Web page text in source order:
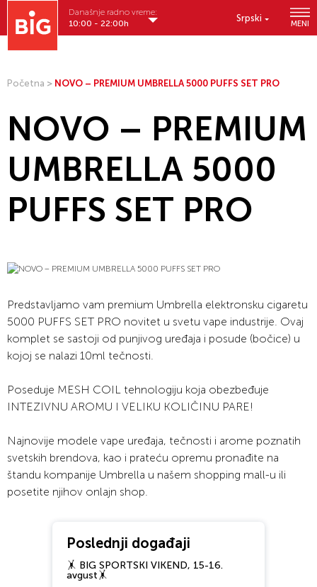
Srpski
MENI
Današnje radno vreme:
10:00 - 22:00h
Početna > NOVO – PREMIUM UMBRELLA 5000 PUFFS SET PRO
NOVO – PREMIUM
UMBRELLA 5000
PUFFS SET PRO
Predstavljamo vam premium Umbrella elektronsku cigaretu
5000 PUFFS SET PRO novitet u svetu vape industrije. Ovaj
komplet se sastoji od punjivog uređaja i posude (bočice) u
kojoj se nalazi 10ml tečnosti.
Poseduje MESH COIL tehnologiju koja obezbeđuje
INTEZIVNU AROMU I VELIKU KOLIČINU PARE!
Najnovije modele vape uređaja, tečnosti i arome poznatih
svetskih brendova, kao i prateću opremu pronađite na
štandu kompanije Umbrella u našem shopping mall-u ili
posetite njihov onlajn shop.
Poslednji događaji
🤸 BIG SPORTSKI VIKEND, 15-16.
avgust🤸